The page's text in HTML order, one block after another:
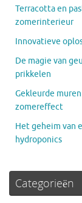
Terracotta en
zomerinterieur
Innovatieve
De magie van
prikkelen
Gekleurde
zomereffect
Het geheim van
hydroponics
Categorieën